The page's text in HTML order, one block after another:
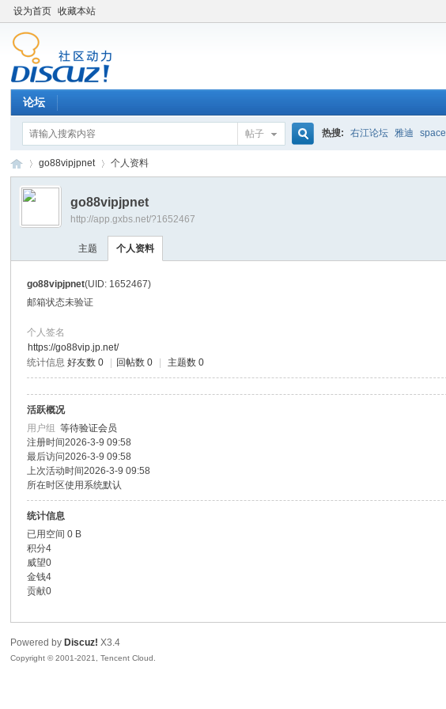
设为首页 收藏本站
论坛
帖子 热搜: 右江论坛 雅迪
›
go88vipjpnet 个人资料
go88vipjpnet
http://app.gxbs.net/?1652467
主题 个人资料
go88vipjpnet(UID: 1652467)
邮箱状态未验证
个人签名
https://go88vip.jp.net/
统计信息 好友数 0 回帖数 0 主题数 0
活跃概况
用户组等待验证会员
注册时间2026-3-9 09:58
最后访问2026-3-9 09:58
上次活动时间2026-3-9 09:58
所在时区使用系统默认
统计信息
已用空间 0 B
积分4
威望0
金钱4
贡献0
Powered by Discuz! X3.4
Copyright © 2001-2021, Tencent Cloud.